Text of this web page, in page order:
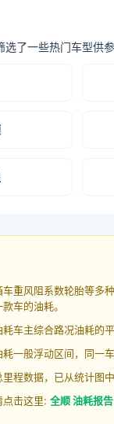
选了一些热门车型供
重风阻系数轮胎等多
车的油耗。
车主综合路况油耗的
一般浮动区间，同一
程数据，已从统计图中
击这里: 全顺 油耗报告